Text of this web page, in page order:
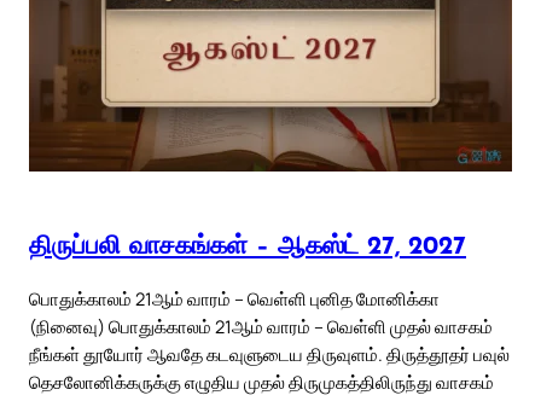
திருப்பலி வாசகங்கள் – ஆகஸ்ட் 27, 2027
பொதுக்காலம் 21ஆம் வாரம் – வெள்ளி புனித மோனிக்கா
(நினைவு) பொதுக்காலம் 21ஆம் வாரம் – வெள்ளி முதல் வாசகம்
நீங்கள் தூயோர் ஆவதே கடவுளுடைய திருவுளம். திருத்தூதர் பவுல்
தெசலோனிக்கருக்கு எழுதிய முதல் திருமுகத்திலிருந்து வாசகம்